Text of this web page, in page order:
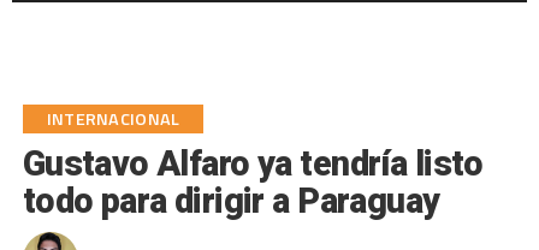
INTERNACIONAL
Gustavo Alfaro ya tendría listo
todo para dirigir a Paraguay